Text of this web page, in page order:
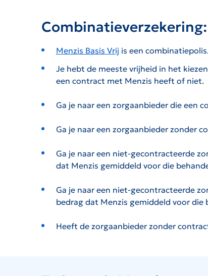
Menzis Basis Vrij is een
Je hebt de meeste vrijheid in het
een contract met Menzis heeft of niet.
Ga je naar een zorgaanbieder die een
Ga je naar een zorgaanbieder zonder
Ga je naar een niet-gecontracteerde
dat Menzis gemiddeld voor die
Ga je naar een niet-gecontracteerde
bedrag dat Menzis gemiddeld voor
Heeft de zorgaanbieder zonder